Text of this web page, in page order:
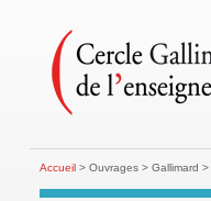
Accueil> Ouvrages > Gallimard >